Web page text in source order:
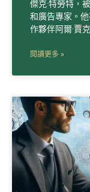
傑克·特勞特，
和廣告專家。
作夥伴阿爾·賈
閱讀更多 »